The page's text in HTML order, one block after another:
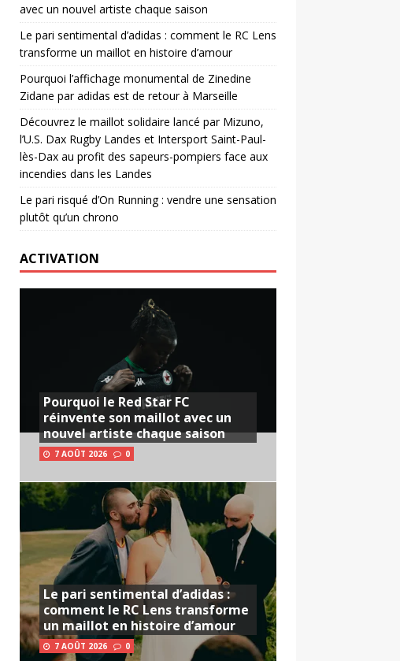
avec un nouvel artiste chaque saison
Le pari sentimental d’adidas : comment le RC Lens
transforme un maillot en histoire d’amour
Pourquoi l’affichage monumental de Zinedine
Zidane par adidas est de retour à Marseille
Découvrez le maillot solidaire lancé par Mizuno,
l’U.S. Dax Rugby Landes et Intersport Saint-Paul-
lès-Dax au profit des sapeurs-pompiers face aux
incendies dans les Landes
Le pari risqué d’On Running : vendre une sensation
plutôt qu’un chrono
ACTIVATION
Pourquoi le Red Star FC
réinvente son maillot avec un
nouvel artiste chaque saison
7 AOÛT 2026 0
Le pari sentimental d’adidas :
comment le RC Lens transforme
un maillot en histoire d’amour
7 AOÛT 2026 0